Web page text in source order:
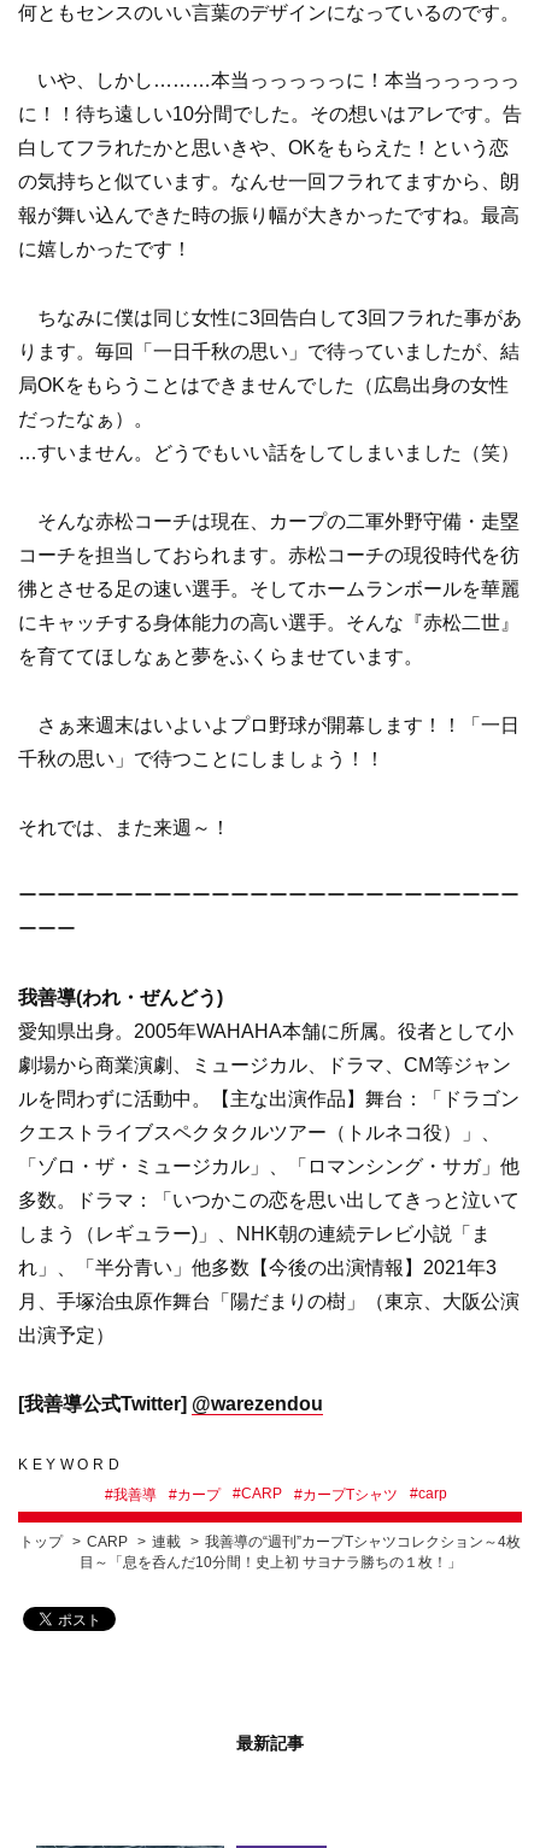
何ともセンスのいい言葉のデザインになっているのです。
いや、しかし………本当っっっっっに！本当っっっっっ
に！！待ち遠しい10分間でした。その想いはアレです。告
白してフラれたかと思いきや、OKをもらえた！という恋
の気持ちと似ています。なんせ一回フラれてますから、朗
報が舞い込んできた時の振り幅が大きかったですね。最高
に嬉しかったです！
ちなみに僕は同じ女性に3回告白して3回フラれた事があ
ります。毎回「一日千秋の思い」で待っていましたが、結
局OKをもらうことはできませんでした（広島出身の女性
だったなぁ）。
…すいません。どうでもいい話をしてしまいました（笑）
そんな赤松コーチは現在、カープの二軍外野守備・走塁
コーチを担当しておられます。赤松コーチの現役時代を彷
彿とさせる足の速い選手。そしてホームランボールを華麗
にキャッチする身体能力の高い選手。そんな『赤松二世』
を育ててほしなぁと夢をふくらませています。
さぁ来週末はいよいよプロ野球が開幕します！！「一日
千秋の思い」で待つことにしましょう！！
それでは、また来週～！
ーーーーーーーーーーーーーーーーーーーーーーーーーー
ーーー
我善導(われ・ぜんどう)
愛知県出身。2005年WAHAHA本舗に所属。役者として小
劇場から商業演劇、ミュージカル、ドラマ、CM等ジャン
ルを問わずに活動中。【主な出演作品】舞台：「ドラゴン
クエストライブスペクタクルツアー（トルネコ役）」、
「ゾロ・ザ・ミュージカル」、「ロマンシング・サガ」他
多数。ドラマ：「いつかこの恋を思い出してきっと泣いて
しまう（レギュラー)」、NHK朝の連続テレビ小説「ま
れ」、「半分青い」他多数【今後の出演情報】2021年3
月、手塚治虫原作舞台「陽だまりの樹」（東京、大阪公演
出演予定）
[我善導公式Twitter] @warezendou
KEYWORD
#我善導 #カープ #CARP #カープTシャツ #carp
トップ CARP 連載
我善導の“週刊”カープTシャツコレクション～4枚
目～「息を呑んだ10分間！史上初 サヨナラ勝ちの１枚！」
最新記事